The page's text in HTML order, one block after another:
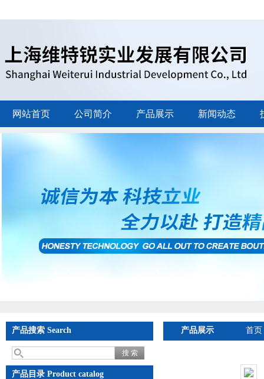
网站首页 公司简介 产品展示 新闻动态
产品搜索 Search
产品目录 Product catalog
产品展示 首页